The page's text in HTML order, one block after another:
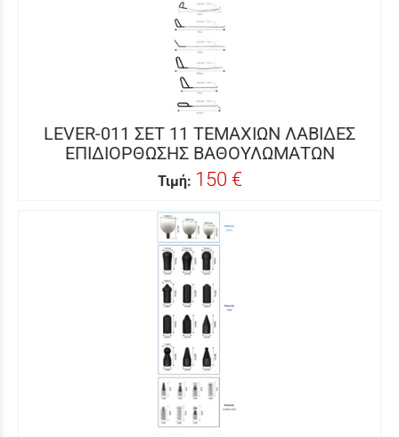
LEVER-011 ΣΕΤ 11 ΤΕΜΑΧΙΩΝ ΛΑΒΙΔΕΣ
ΕΠΙΔΙΟΡΘΩΣΗΣ ΒΑΘΟΥΛΩΜΑΤΩΝ
Τιμή: 150 €